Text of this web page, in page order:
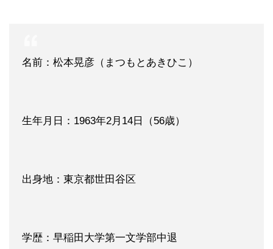
名前：松本晃彦（まつもとあきひこ）
生年月日：1963年2月14日（56歳）
出身地：東京都世田谷区
学歴：早稲田大学第一文学部中退